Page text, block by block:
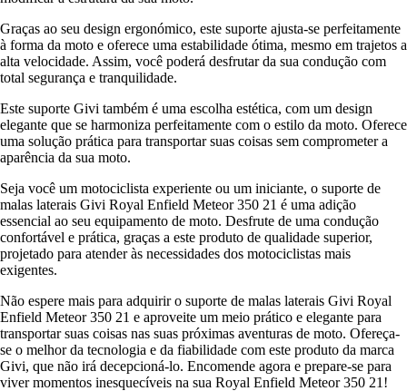
Graças ao seu design ergonómico, este suporte ajusta-se perfeitamente
à forma da moto e oferece uma estabilidade ótima, mesmo em trajetos a
alta velocidade. Assim, você poderá desfrutar da sua condução com
total segurança e tranquilidade.
Este suporte Givi também é uma escolha estética, com um design
elegante que se harmoniza perfeitamente com o estilo da moto. Oferece
uma solução prática para transportar suas coisas sem comprometer a
aparência da sua moto.
Seja você um motociclista experiente ou um iniciante, o suporte de
malas laterais Givi Royal Enfield Meteor 350 21 é uma adição
essencial ao seu equipamento de moto. Desfrute de uma condução
confortável e prática, graças a este produto de qualidade superior,
projetado para atender às necessidades dos motociclistas mais
exigentes.
Não espere mais para adquirir o suporte de malas laterais Givi Royal
Enfield Meteor 350 21 e aproveite um meio prático e elegante para
transportar suas coisas nas suas próximas aventuras de moto. Ofereça-
se o melhor da tecnologia e da fiabilidade com este produto da marca
Givi, que não irá decepcioná-lo. Encomende agora e prepare-se para
viver momentos inesquecíveis na sua Royal Enfield Meteor 350 21!